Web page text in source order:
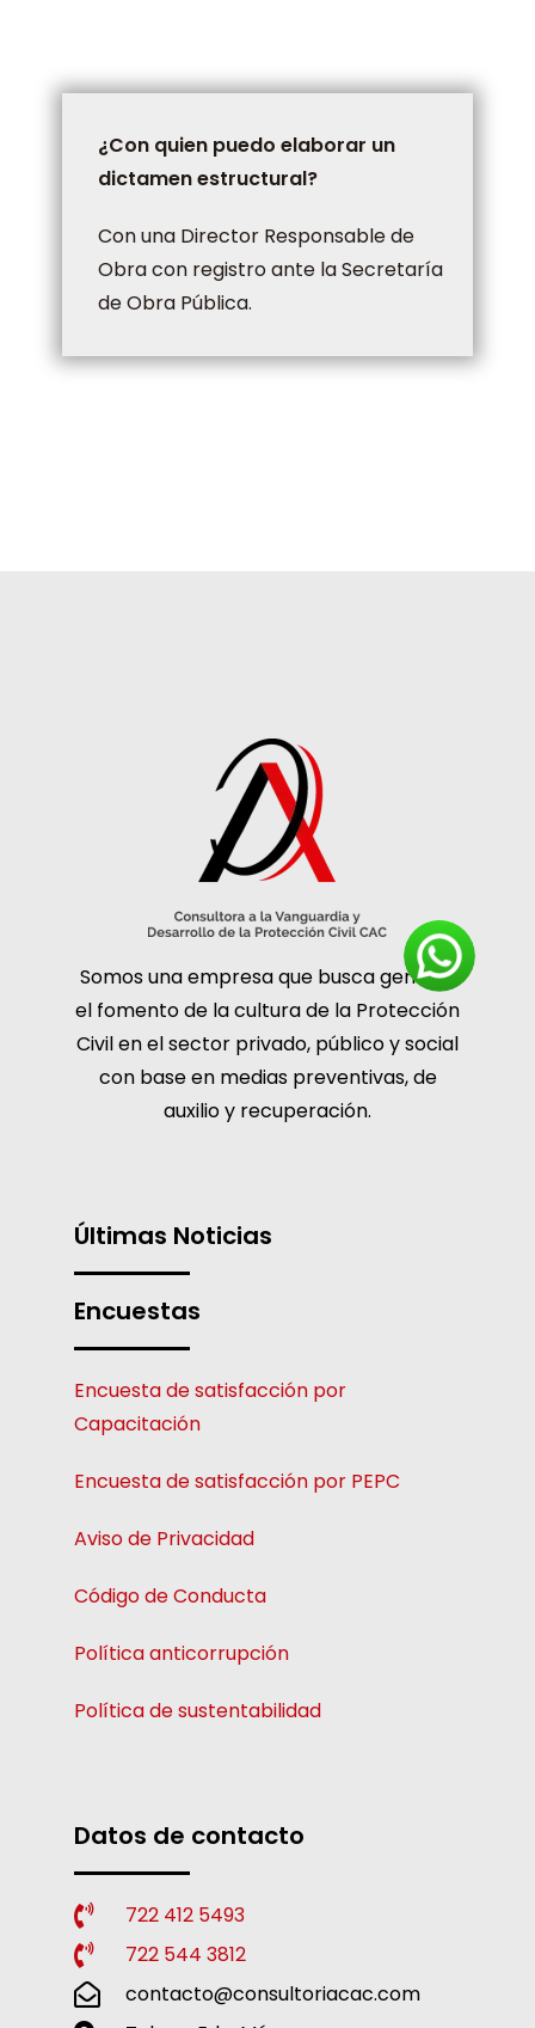
¿Con quien puedo elaborar un
dictamen estructural?
Con una Director Responsable de
Obra con registro ante la Secretaría
de Obra Pública.
Somos una empresa que busca generar
el fomento de la cultura de la Protección
Civil en el sector privado, público y social
con base en medias preventivas, de
auxilio y recuperación.
Últimas Noticias
Encuestas
Encuesta de satisfacción por
Capacitación
Encuesta de satisfacción por PEPC
Aviso de Privacidad
Código de Conducta
Política anticorrupción
Política de sustentabilidad
Datos de contacto
722 412 5493
722 544 3812
contacto@consultoriacac.com